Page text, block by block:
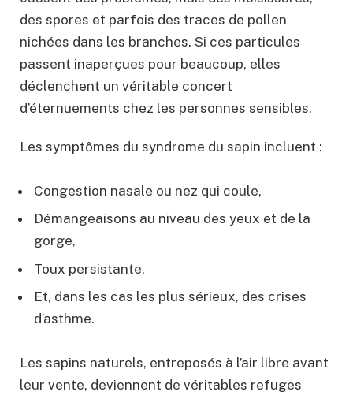
des spores et parfois des traces de pollen
nichées dans les branches. Si ces particules
passent inaperçues pour beaucoup, elles
déclenchent un véritable concert
d’éternuements chez les personnes sensibles.
Les symptômes du syndrome du sapin incluent :
Congestion nasale ou nez qui coule,
Démangeaisons au niveau des yeux et de la
gorge,
Toux persistante,
Et, dans les cas les plus sérieux, des crises
d’asthme.
Les sapins naturels, entreposés à l’air libre avant
leur vente, deviennent de véritables refuges